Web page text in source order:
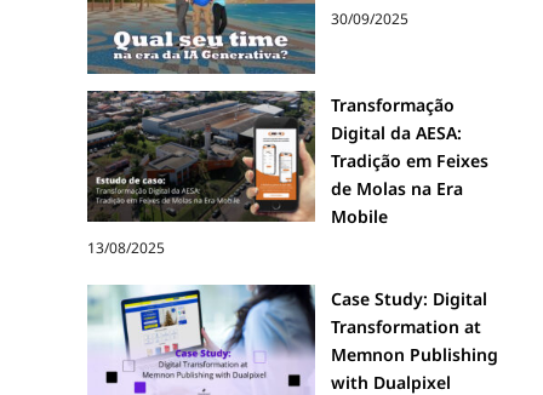
30/09/2025
Transformação
Digital da AESA:
Tradição em Feixes
de Molas na Era
Mobile
13/08/2025
Case Study: Digital
Transformation at
Memnon Publishing
with Dualpixel